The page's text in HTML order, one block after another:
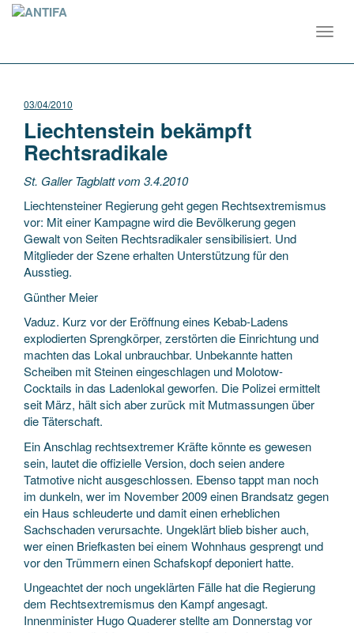
03/04/2010
Liechtenstein bekämpft
Rechtsradikale
St. Galler Tagblatt vom 3.4.2010
Liechtensteiner Regierung geht gegen Rechtsextremismus
vor: Mit einer Kampagne wird die Bevölkerung gegen
Gewalt von Seiten Rechtsradikaler sensibilisiert. Und
Mitglieder der Szene erhalten Unterstützung für den
Ausstieg.
Günther Meier
Vaduz. Kurz vor der Eröffnung eines Kebab-Ladens
explodierten Sprengkörper, zerstörten die Einrichtung und
machten das Lokal unbrauchbar. Unbekannte hatten
Scheiben mit Steinen eingeschlagen und Molotow-
Cocktails in das Ladenlokal geworfen. Die Polizei ermittelt
seit März, hält sich aber zurück mit Mutmassungen über
die Täterschaft.
Ein Anschlag rechtsextremer Kräfte könnte es gewesen
sein, lautet die offizielle Version, doch seien andere
Tatmotive nicht ausgeschlossen. Ebenso tappt man noch
im dunkeln, wer im November 2009 einen Brandsatz gegen
ein Haus schleuderte und damit einen erheblichen
Sachschaden verursachte. Ungeklärt blieb bisher auch,
wer einen Briefkasten bei einem Wohnhaus gesprengt und
vor den Trümmern einen Schafskopf deponiert hatte.
Ungeachtet der noch ungeklärten Fälle hat die Regierung
dem Rechtsextremismus den Kampf angesagt.
Innenminister Hugo Quaderer stellte am Donnerstag vor